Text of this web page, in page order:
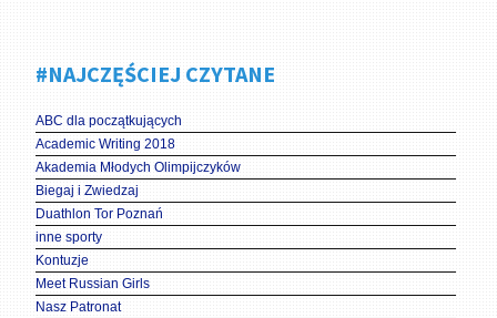
#NAJCZĘŚCIEJ CZYTANE
ABC dla początkujących
Academic Writing 2018
Akademia Młodych Olimpijczyków
Biegaj i Zwiedzaj
Duathlon Tor Poznań
inne sporty
Kontuzje
Meet Russian Girls
Nasz Patronat